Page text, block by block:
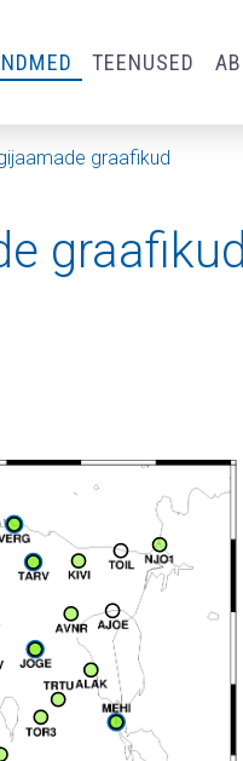
TEENUSED
graafikud
graafikud